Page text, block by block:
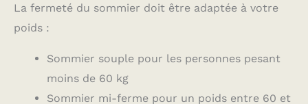
La fermeté du sommier doit être adaptée à votre
poids :
Sommier souple pour les personnes pesant
moins de 60 kg
Sommier mi-ferme pour un poids entre 60 et